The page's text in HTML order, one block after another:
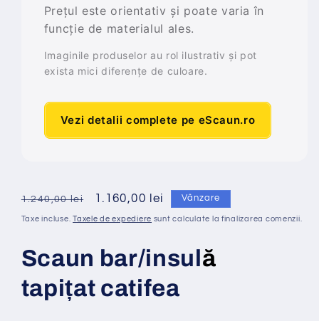
Prețul este orientativ și poate varia în
funcție de materialul ales.
Imaginile produselor au rol ilustrativ și pot
exista mici diferențe de culoare.
Vezi detalii complete pe eScaun.ro
Preț
obișnuit
1.240,00 lei
Preț
redus
1.160,00 lei Vânzare
Taxe incluse.Taxele de expediere sunt calculate la finalizarea comenzii.
Scaun bar/insulă
tapițat catifea